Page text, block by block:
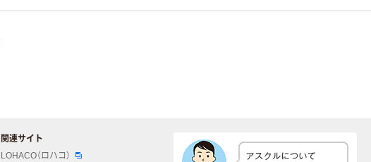
関連サイト
LOHACO（ロハコ）